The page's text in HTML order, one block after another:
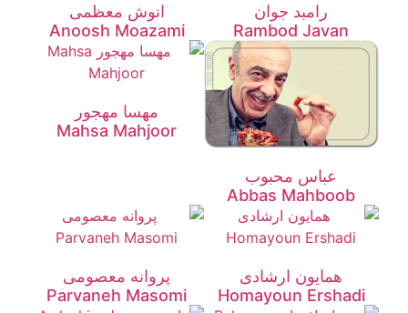
رامبد جوان
Rambod Javan
انوش معظمی
Anoosh Moazami
عباس محبوب
Abbas Mahboob
مهسا مهجور
Mahsa Mahjoor
همایون ارشادی
Homayoun Ershadi
پروانه معصومی
Parvaneh Masomi